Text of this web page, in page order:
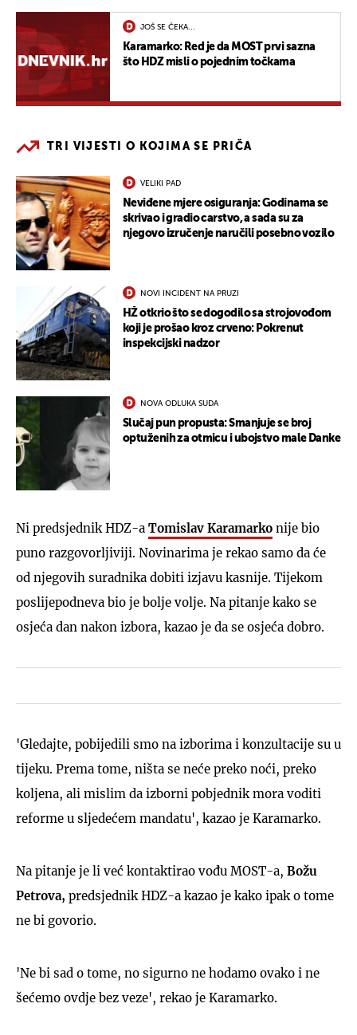
JOŠ SE ČEKA...
Karamarko: Red je da MOST prvi sazna
što HDZ misli o pojednim točkama
TRI VIJESTI O KOJIMA SE PRIČA
VELIKI PAD
Neviđene mjere osiguranja: Godinama se
skrivao i gradio carstvo, a sada su za
njegovo izručenje naručili posebno vozilo
NOVI INCIDENT NA PRUZI
HŽ otkrio što se dogodilo sa strojovođom
koji je prošao kroz crveno: Pokrenut
inspekcijski nadzor
NOVA ODLUKA SUDA
Slučaj pun propusta: Smanjuje se broj
optuženih za otmicu i ubojstvo male Danke
Ni predsjednik HDZ-a Tomislav Karamarko nije bio
puno razgovorljiviji. Novinarima je rekao samo da će
od njegovih suradnika dobiti izjavu kasnije. Tijekom
poslijepodneva bio je bolje volje. Na pitanje kako se
osjeća dan nakon izbora, kazao je da se osjeća dobro.
'Gledajte, pobijedili smo na izborima i konzultacije su u
tijeku. Prema tome, ništa se neće preko noći, preko
koljena, ali mislim da izborni pobjednik mora voditi
reforme u sljedećem mandatu', kazao je Karamarko.
Na pitanje je li već kontaktirao vođu MOST-a, Božu
Petrova, predsjednik HDZ-a kazao je kako ipak o tome
ne bi govorio.
'Ne bi sad o tome, no sigurno ne hodamo ovako i ne
šećemo ovdje bez veze', rekao je Karamarko.